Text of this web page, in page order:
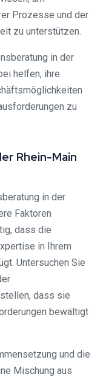
Prozesse und der
zu unterstützen.
in der
helfen, ihre
zu
Rhein-Main
in der
Faktoren
dass die
in Ihrem
Untersuchen Sie
dass sie
bewältigt
und die
Mischung aus